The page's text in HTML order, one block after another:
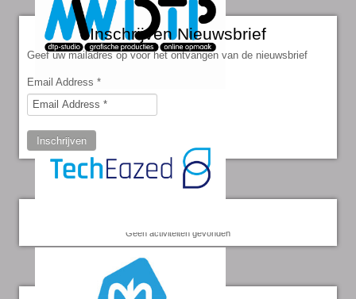
Inschrijven Nieuwsbrief
Geef uw mailadres op voor het ontvangen van de nieuwsbrief
Email Address *
Inschrijven
Geen activiteiten gevonden